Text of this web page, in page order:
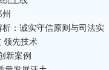
：诚实守信原则与司法实
领先技术
新案例